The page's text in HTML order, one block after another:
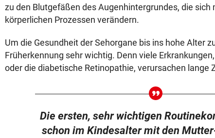
zu den Blutgefäßen des Augenhintergrundes, die sich
körperlichen Prozessen verändern.
Um die Gesundheit der Sehorgane bis ins hohe Alter
Früherkennung sehr wichtig. Denn viele
oder die diabetische Retinopathie, verursachen lange
Die ersten, sehr wichtigen
schon im Kindesalter mit den